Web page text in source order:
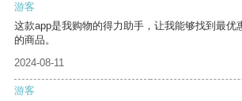
游客
这款app是我购物的得力助手，让我能够找到最优
的商品。
2024-08-11
游客